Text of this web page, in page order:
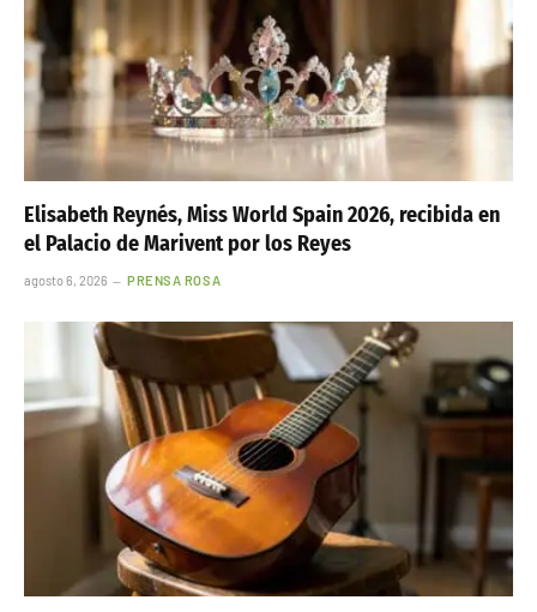
Elisabeth Reynés, Miss World Spain 2026, recibida en
el Palacio de Marivent por los Reyes
agosto 6, 2026 PRENSA ROSA